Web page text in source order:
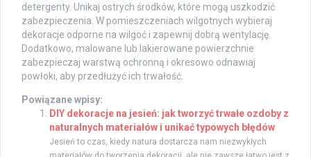
detergenty. Unikaj ostrych środków, które mogą uszkodzić
zabezpieczenia. W pomieszczeniach wilgotnych wybieraj
dekoracje odporne na wilgoć i zapewnij dobrą wentylację.
Dodatkowo, malowane lub lakierowane powierzchnie
zabezpieczaj warstwą ochronną i okresowo odnawiaj
powłoki, aby przedłużyć ich trwałość.
Powiązane wpisy:
DIY dekoracje na jesień: jak tworzyć trwałe ozdoby z
naturalnych materiałów i unikać typowych błędów
Jesień to czas, kiedy natura dostarcza nam niezwykłych